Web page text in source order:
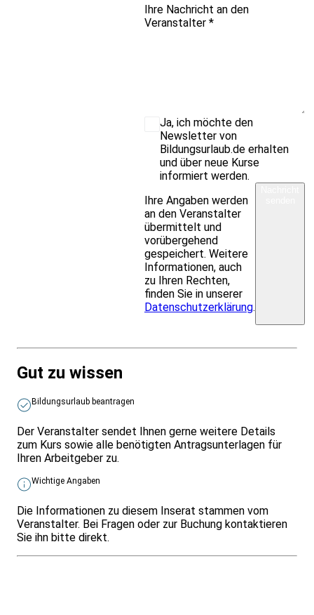
Ihre Nachricht an den
Veranstalter *
Ja, ich möchte den
Newsletter von
Bildungsurlaub.de erhalten
und über neue Kurse
informiert werden.
Ihre Angaben werden
an den Veranstalter
übermittelt und
vorübergehend
gespeichert. Weitere
Informationen, auch
zu Ihren Rechten,
finden Sie in unserer
Datenschutzerklärung.
Gut zu wissen
Bildungsurlaub beantragen
Der Veranstalter sendet Ihnen gerne weitere Details
zum Kurs sowie alle benötigten Antragsunterlagen für
Ihren Arbeitgeber zu.
Wichtige Angaben
Die Informationen zu diesem Inserat stammen vom
Veranstalter. Bei Fragen oder zur Buchung kontaktieren
Sie ihn bitte direkt.